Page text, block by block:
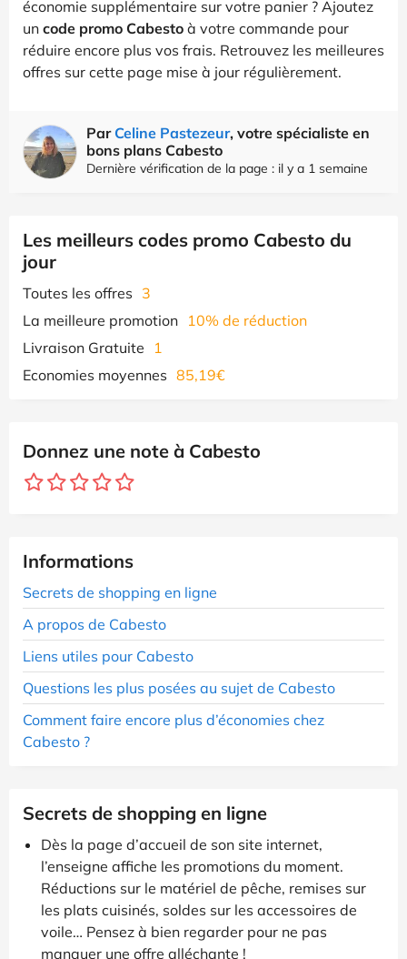
économie supplémentaire sur votre panier ? Ajoutez
un code promo Cabesto à votre commande pour
réduire encore plus vos frais. Retrouvez les meilleures
offres sur cette page mise à jour régulièrement.
Par Celine Pastezeur, votre spécialiste en
bons plans Cabesto
Dernière vérification de la page : il y a 1 semaine
Les meilleurs codes promo Cabesto du
jour
Toutes les offres 3
La meilleure promotion 10% de réduction
Livraison Gratuite
1
Economies moyennes 85,19€
Donnez une note à Cabesto
Informations
Secrets de shopping en ligne
A propos de Cabesto
Liens utiles pour Cabesto
Questions les plus posées au sujet de Cabesto
Comment faire encore plus d’économies chez
Cabesto ?
Secrets de shopping en ligne
Dès la page d’accueil de son site internet,
l’enseigne affiche les promotions du moment.
Réductions sur le matériel de pêche, remises sur
les plats cuisinés, soldes sur les accessoires de
voile… Pensez à bien regarder pour ne pas
manquer une offre alléchante !